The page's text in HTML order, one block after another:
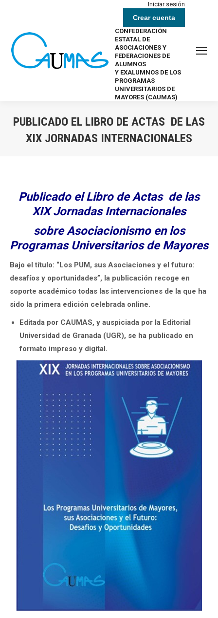
Iniciar sesión
Crear cuenta
CONFEDERACIÓN
ESTATAL DE
ASOCIACIONES Y
FEDERACIONES DE
ALUMNOS
Y EXALUMNOS DE LOS
PROGRAMAS
UNIVERSITARIOS DE
MAYORES (CAUMAS)
PUBLICADO EL LIBRO DE ACTAS DE LAS
XIX JORNADAS INTERNACIONALES
Publicado el Libro de Actas de las
XIX Jornadas Internacionales
sobre Asociacionismo en los
Programas Universitarios de Mayores
Bajo el título: “Los PUM, sus Asociaciones y el futuro:
desafíos y oportunidades”, la publicación recoge en
soporte académico todas las intervenciones de la que ha
sido la primera edición celebrada online.
Editada por CAUMAS, y auspiciada por la Editorial
Universidad de Granada (UGR), se ha publicado en
formato impreso y digital.